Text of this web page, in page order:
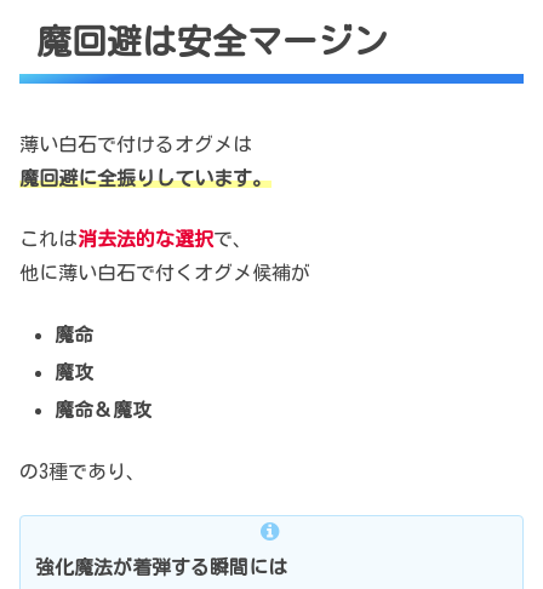
魔回避は安全マージン
薄い白石で付けるオグメは
魔回避に全振りしています。
これは消去法的な選択で、
他に薄い白石で付くオグメ候補が
魔命
魔攻
魔命＆魔攻
の3種であり、
強化魔法が着弾する瞬間には